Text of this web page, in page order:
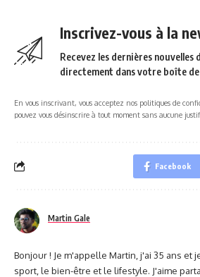
Inscrivez-vous à la
Recevez les dernières nouvelles
directement dans votre boîte
En vous inscrivant, vous acceptez nos politiques de
pouvez vous désinscrire à tout moment sans aucune
Facebook
Martin Gale
Bonjour ! Je m'appelle Martin, j'ai 35 ans et
sport, le bien-être et le lifestyle. J'aime